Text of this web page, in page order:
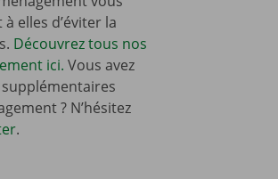
elles d’éviter la
Découvrez tous nos
ici. Vous avez
? N’hésitez
.